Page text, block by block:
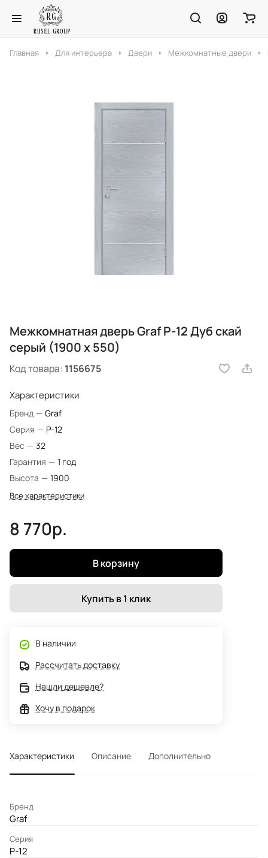
Главная Для интерьера Двери Межкомнатные двери
Межкомнатная дверь Graf P-12 Дуб скай
серый (1900 х 550)
Код товара: 1156675
Характеристики
Бренд — Graf
Серия — P-12
Вес — 32
Гарантия — 1 год
Высота — 1900
Все характеристики
8 770р.
В корзину
Купить в 1 клик
В наличии
Рассчитать доставку
Нашли дешевле?
Хочу в подарок
Характеристики Описание Дополнительно
Бренд
Graf
Серия
P-12